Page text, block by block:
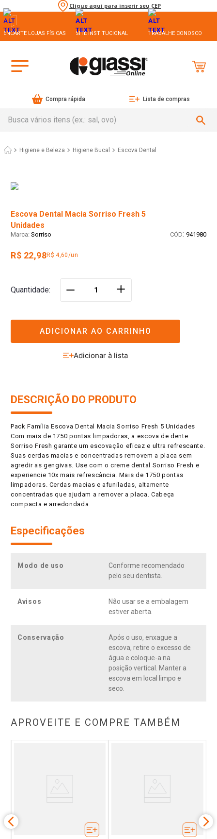
Clique aqui para inserir seu CEP
ENCARTE LOJAS FÍSICAS SITE INSTITUCIONAL TRABALHE CONOSCO
Compra rápida Lista de compras
Higiene e Beleza Higiene Bucal Escova Dental
Escova Dental Macia Sorriso Fresh 5
Unidades
Sorriso : 941980
R$ 22,98R$ 4,60/un
Quantidade ＋
ADICIONAR AO CARRINHO
DESCRIÇÃO DO PRODUTO
Pack Família Escova Dental Macia Sorriso Fresh 5 Unidades
Com mais de 1750 pontas limpadoras, a escova de dente
Sorriso Fresh garante um escovação eficaz e ultra refrescante.
Suas cerdas macias e concentradas removem a placa sem
agredir as gengivas. Use com o creme dental Sorriso Fresh e
experiencie 10x mais refrescância. Mais de 1750 pontas
limpadoras. Cerdas macias e afuniladas, altamente
concentradas que ajudam a remover a placa. Cabeça
compacta e arredondada.
Especificações
Modo de uso
Conforme recomendado
pelo seu dentista.
Avisos
Não usar se a embalagem
estiver aberta.
Conservação
Após o uso, enxague a
escova, retire o excesso de
água e coloque-a na
posição vertical. Manter a
escova em local limpo e
seco.
APROVEITE E COMPRE TAMBÉM